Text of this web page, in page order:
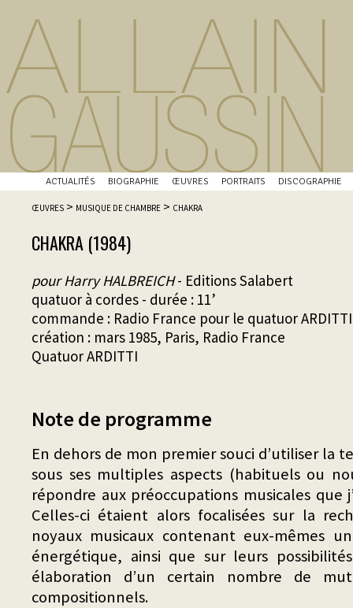
ACTUALITÉS BIOGRAPHIE ŒUVRES PORTRAITS DISCOGRAPHIE
ŒUVRES > MUSIQUE DE CHAMBRE > CHAKRA
CHAKRA (1984)
pour Harry HALBREICH- Editions Salabert
quatuor à cordes - durée : 11’
commande : Radio France pour le quatuor ARDITTI
création : mars 1985, Paris, Radio France
Quatuor ARDITTI
Note de programme
En dehors de mon premier souci d’utiliser la
sous ses multiples aspects (habituels ou
répondre aux préoccupations musicales que
Celles-ci étaient alors focalisées sur la
noyaux musicaux contenant eux-mêmes
énergétique, ainsi que sur leurs
élaboration d’un certain nombre de
compositionnels.